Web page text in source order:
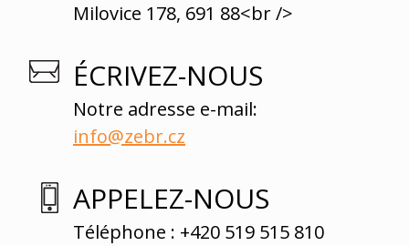
Milovice 178, 691 88<br />
ÉCRIVEZ-NOUS
Notre adresse e-mail:
info@zebr.cz
APPELEZ-NOUS
Téléphone : +420 519 515 810